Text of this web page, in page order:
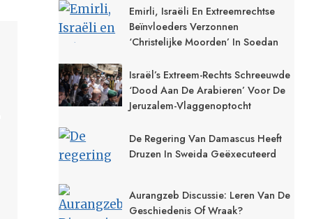
Emirli, Israëli En Extreemrechtse
Beïnvloeders Verzonnen
‘Christelijke Moorden’ In Soedan
Israël’s Extreem-Rechts Schreeuwde
‘Dood Aan De Arabieren’ Voor De
Jeruzalem-Vlaggenoptocht
De Regering Van Damascus Heeft
Druzen In Sweida Geëxecuteerd
Aurangzeb Discussie: Leren Van De
Geschiedenis Of Wraak?